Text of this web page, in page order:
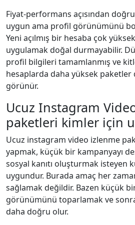
Fiyat-performans açısından
uygun ama profil görünümünü
Yeni açılmış bir hesaba çok
uygulamak doğal durmayabilir.
profil bilgileri tamamlanmış ve
hesaplarda daha yüksek paketler
görünür.
Ucuz Instagram
paketleri kimler için
Ucuz instagram video i̇zlenme
yapmak, küçük bir kampanyayı
sosyal kanıtı oluşturmak isteyen
uygundur. Burada amaç her
sağlamak değildir. Bazen küçük
görünümünü toparlamak ve
daha doğru olur.